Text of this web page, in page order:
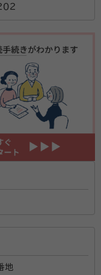
２
地